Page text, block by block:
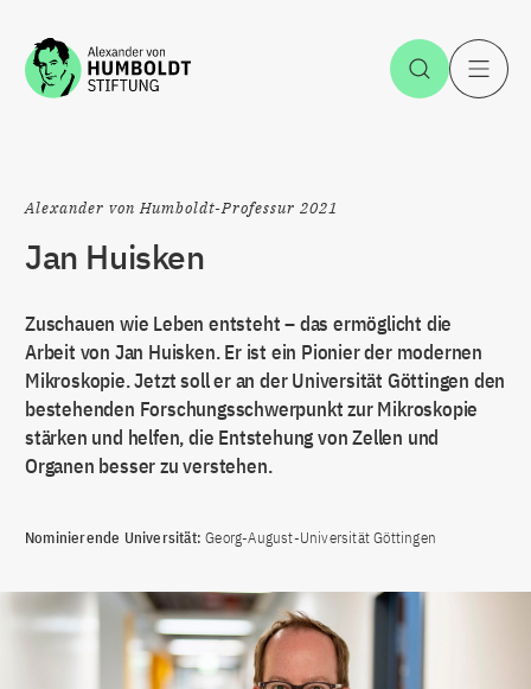
Zum Inhalt springen Suche
Alexander von Humboldt-Professur 2021
Jan Huisken
Zuschauen wie Leben entsteht – das ermöglicht die
Arbeit von Jan Huisken. Er ist ein Pionier der modernen
Mikroskopie. Jetzt soll er an der Universität Göttingen den
bestehenden Forschungsschwerpunkt zur Mikroskopie
stärken und helfen, die Entstehung von Zellen und
Organen besser zu verstehen.
Nominierende Universität:Georg-August-Universität Göttingen